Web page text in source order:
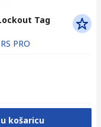
Tag
RS PRO
košaricu